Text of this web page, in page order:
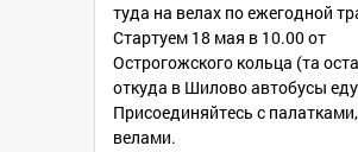
туда на велах по ежегодной
Стартуем 18 мая в 10.00 от
Острогожского кольца (та
откуда в Шилово автобусы
Присоединяйтесь с
велами.